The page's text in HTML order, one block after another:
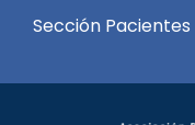
Sección Pacientes